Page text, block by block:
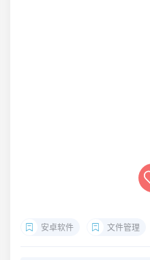
安卓软件 文件管理